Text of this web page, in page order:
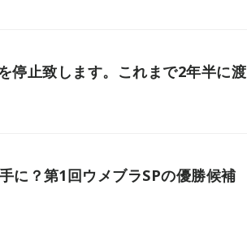
停止致します。これまで2年半に渡
に？第1回ウメブラSPの優勝候補